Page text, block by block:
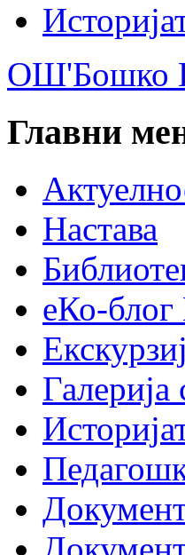
ОШ'Бошко
Главни
Настава
еКо-
Галерија